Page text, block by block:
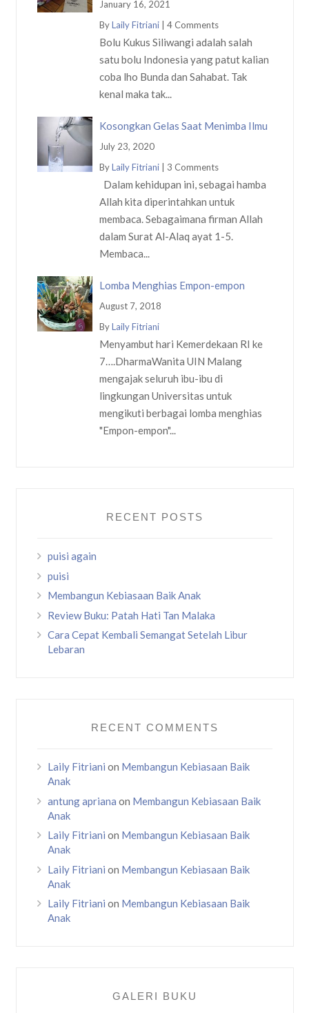
January 16, 2021
ByLaily Fitriani| 4 Comments
Bolu Kukus Siliwangi adalah salah
satu bolu Indonesia yang patut kalian
coba lho Bunda dan Sahabat. Tak
kenal maka tak...
Kosongkan Gelas Saat Menimba Ilmu
July 23, 2020
ByLaily Fitriani| 3 Comments
Dalam kehidupan ini, sebagai hamba
Allah kita diperintahkan untuk
membaca. Sebagaimana firman Allah
dalam Surat Al-Alaq ayat 1-5.
Membaca...
Lomba Menghias Empon-empon
August 7, 2018
ByLaily Fitriani
Menyambut hari Kemerdekaan RI ke
7….DharmaWanita UIN Malang
mengajak seluruh ibu-ibu di
lingkungan Universitas untuk
mengikuti berbagai lomba menghias
"Empon-empon"...
RECENT POSTS
puisi again
puisi
Membangun Kebiasaan Baik Anak
Review Buku: Patah Hati Tan Malaka
Cara Cepat Kembali Semangat Setelah Libur
Lebaran
RECENT COMMENTS
Laily Fitriani on Membangun Kebiasaan Baik
Anak
antung apriana on Membangun Kebiasaan Baik
Anak
Laily Fitriani on Membangun Kebiasaan Baik
Anak
Laily Fitriani on Membangun Kebiasaan Baik
Anak
Laily Fitriani on Membangun Kebiasaan Baik
Anak
GALERI BUKU